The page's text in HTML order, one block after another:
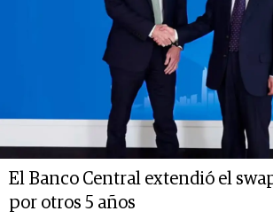
El Banco Central extendió el
por otros 5 años